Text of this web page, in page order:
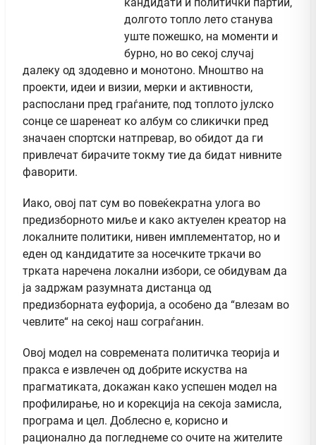
долгото топло лето станува
уште пожешко, на моменти и
бурно, но во секој случај
далеку од здодевно и монотоно. Мноштво на
проекти, идеи и визии, мерки и активности,
распослани пред граѓаните, под топлото јулско
сонце се шаренеат ко албум со сликички пред
значаен спортски натпревар, во обидот да ги
привлечат бирачите токму тие да бидат нивните
фаворити.
Иако, овој пат сум во повеќекратна улога во
предизборното миље и како актуелен креатор на
локалните политики, нивен имплементатор, но и
еден од кандидатите за носечките тркачи во
трката наречена локални избори, се обидувам да
ја задржам разумната дистанца од
предизборната еуфорија, а особено да “влезам во
чевлите“ на секој наш сограѓанин.
Овој модел на современата политичка теорија и
пракса е извлечен од добрите искуства на
прагматиката, докажан како успешен модел на
профилирање, но и корекција на секоја замисла,
програма и цел. Доблесно е, корисно и
рационално да погледнеме со очите на жителите